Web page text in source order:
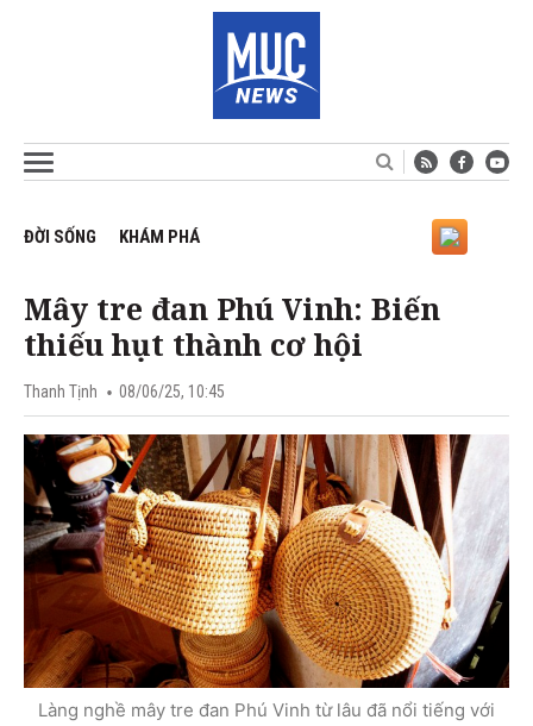
ĐỜI SỐNG KHÁM PHÁ
Mây tre đan Phú Vinh: Biến
thiếu hụt thành cơ hội
Thanh Tịnh 08/06/25, 10:45
Làng nghề mây tre đan Phú Vinh từ lâu đã nổi tiếng với